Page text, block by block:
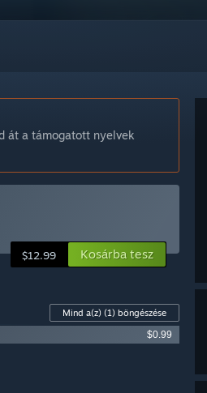
át a támogatott nyelvek
$12.99 Kosárba tesz
Mind a(z) (1) böngészése
$0.99